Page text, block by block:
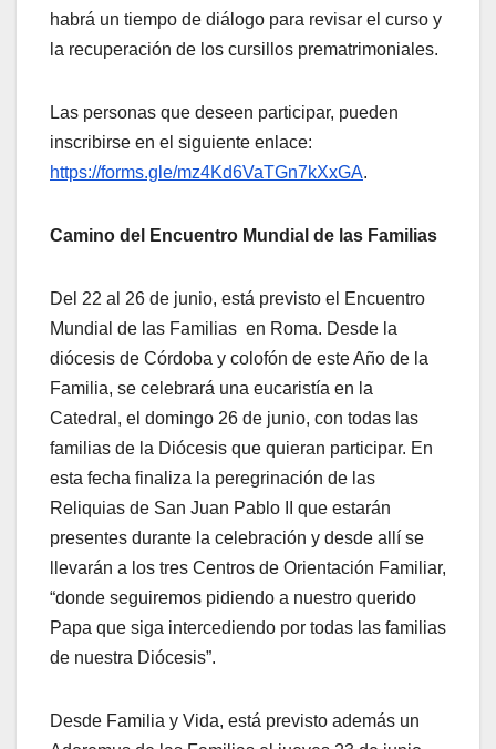
habrá un tiempo de diálogo para revisar el curso y
la recuperación de los cursillos prematrimoniales.
Las personas que deseen participar, pueden
inscribirse en el siguiente enlace:
https://forms.gle/mz4Kd6VaTGn7kXxGA.
Camino del Encuentro Mundial de las Familias
Del 22 al 26 de junio, está previsto el Encuentro
Mundial de las Familias en Roma. Desde la
diócesis de Córdoba y colofón de este Año de la
Familia, se celebrará una eucaristía en la
Catedral, el domingo 26 de junio, con todas las
familias de la Diócesis que quieran participar. En
esta fecha finaliza la peregrinación de las
Reliquias de San Juan Pablo II que estarán
presentes durante la celebración y desde allí se
llevarán a los tres Centros de Orientación Familiar,
“donde seguiremos pidiendo a nuestro querido
Papa que siga intercediendo por todas las familias
de nuestra Diócesis”.
Desde Familia y Vida, está previsto además un